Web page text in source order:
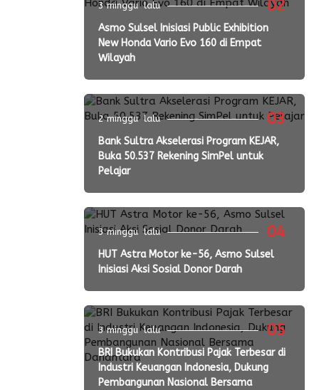
02
3 minggu lalu
Asmo Sulsel Inisiasi Public Exhibition
New Honda Vario Evo 160 di Empat
Wilayah
03
2 minggu lalu
Bank Sultra Akselerasi Program KEJAR,
Buka 50.537 Rekening SimPel untuk
Pelajar
04
3 minggu lalu
HUT Astra Motor ke-56, Asmo Sulsel
Inisiasi Aksi Sosial Donor Darah
05
3 minggu lalu
BRI Bukukan Kontribusi Pajak Terbesar di
Industri Keuangan Indonesia, Dukung
Pembangunan Nasional Bersama